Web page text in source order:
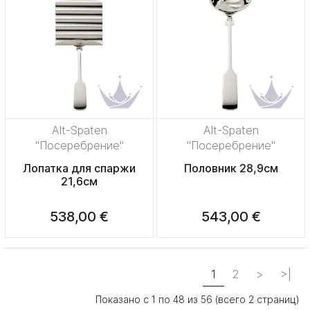
Alt-Spaten
"Посеребрение"
Лопатка для спаржи
21,6см
538,00 €
Alt-Spaten
"Посеребрение"
Половник 28,9см
543,00 €
1 2 > >|
Показано с 1 по 48 из 56 (всего 2 страниц)